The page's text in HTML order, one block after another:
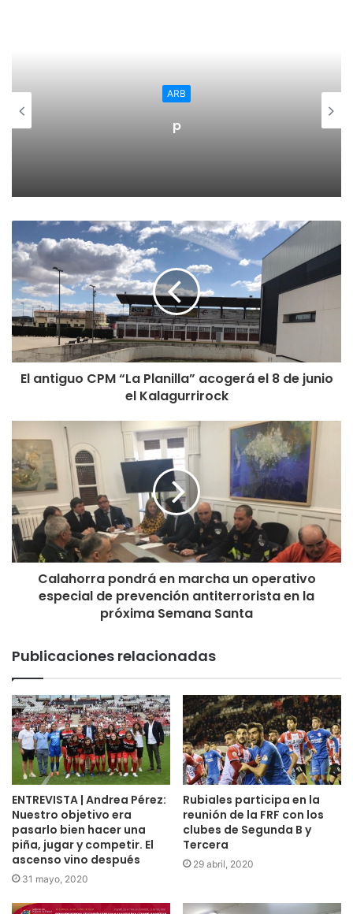
Oyonesa. Ambos equipos, con estos resultados,
permanecen en mitad de la tabla.
ARB
p
El antiguo CPM “La Planilla” acogerá el 8 de junio
el Kalagurrirock
Calahorra pondrá en marcha un operativo
especial de prevención antiterrorista en la
próxima Semana Santa
Publicaciones relacionadas
ENTREVISTA | Andrea Pérez:
Nuestro objetivo era
pasarlo bien hacer una
piña, jugar y competir. El
ascenso vino después
31 mayo, 2020
Rubiales participa en la
reunión de la FRF con los
clubes de Segunda B y
Tercera
29 abril, 2020